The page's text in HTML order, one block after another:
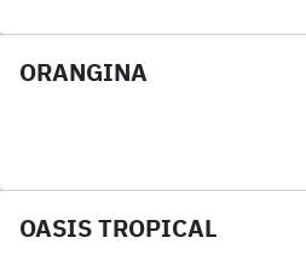
ORANGINA
OASIS TROPICAL